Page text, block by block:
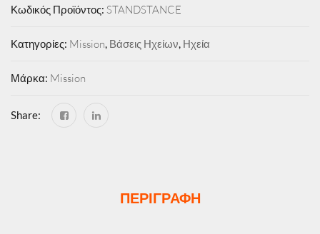
Κωδικός Προϊόντος: STANDSTANCE
Κατηγορίες: Mission, Βάσεις Ηχείων, Ηχεία
Μάρκα: Mission
Share:
ΠΕΡΙΓΡΑΦΉ